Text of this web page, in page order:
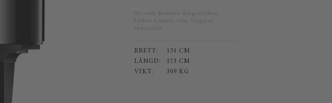
Die vom Monitor dargestellten
Farben können vom Original
abweichen.
BRETT:
151 CM
LÄNGD:
173 CM
VIKT:
309 KG